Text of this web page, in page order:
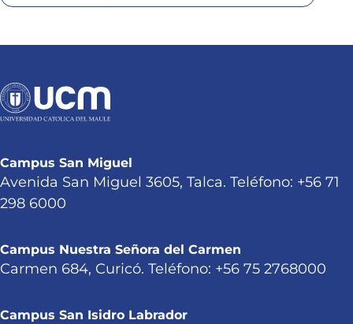
Campus San Miguel
Avenida San Miguel 3605, Talca. Teléfono: +56 71
298 6000
Campus Nuestra Señora del Carmen
Carmen 684, Curicó. Teléfono: +56 75 2768000
Campus San Isidro Labrador